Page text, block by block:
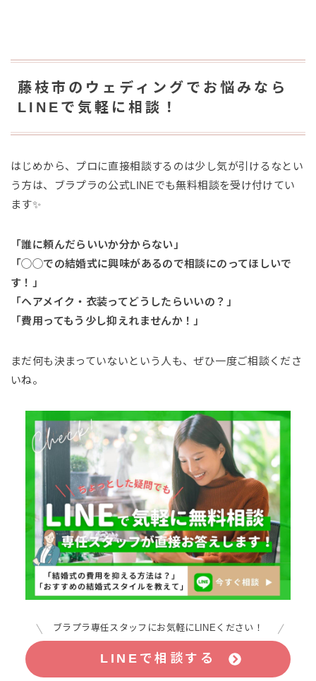
藤枝市のウェディングでお悩みなら
LINEで気軽に相談！
はじめから、プロに直接相談するのは少し気が引けるなとい
う方は、ブラプラの公式LINEでも無料相談を受け付けてい
ます✨
「誰に頼んだらいいか分からない」
「◯◯での結婚式に興味があるので相談にのってほしいで
す！」
「ヘアメイク・衣装ってどうしたらいいの？」
「費用ってもう少し抑えれませんか！」
まだ何も決まっていないという人も、ぜひ一度ご相談くださ
いね。
ブラプラ専任スタッフにお気軽にLINEください！
LINEで相談する